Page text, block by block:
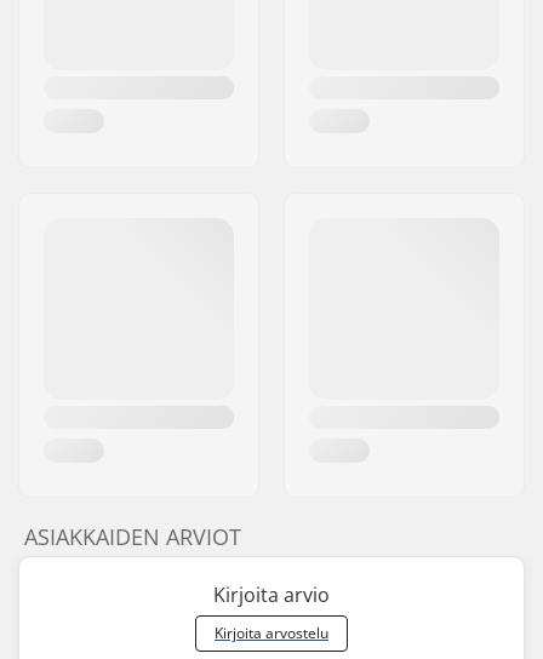
ASIAKKAIDEN ARVIOT
Kirjoita arvio
Kirjoita arvostelu